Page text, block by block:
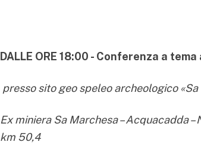
DALLE ORE 18:00 - Conferenza a
presso sito geo speleo archeologico
Ex miniera Sa Marchesa – Acquacadda –
km 50,4